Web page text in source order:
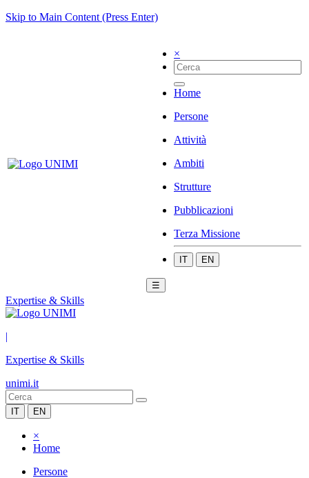
Skip to Main Content (Press Enter)
×
Home
Persone
Attività
Ambiti
Strutture
Pubblicazioni
Terza Missione
IT EN
☰
Expertise & Skills
|
Expertise & Skills
unimi.it
IT EN
×
Home
Persone